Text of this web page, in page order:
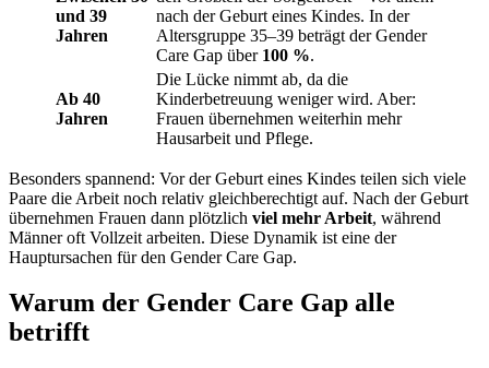
und 39
Jahren
nach der Geburt eines Kindes. In der
Altersgruppe 35–39 beträgt der Gender
Care Gap über 100 %.
Ab 40
Jahren
Die Lücke nimmt ab, da die
Kinderbetreuung weniger wird. Aber:
Frauen übernehmen weiterhin mehr
Hausarbeit und Pflege.
Besonders spannend: Vor der Geburt eines Kindes teilen sich viele
Paare die Arbeit noch relativ gleichberechtigt auf. Nach der Geburt
übernehmen Frauen dann plötzlich viel mehr Arbeit, während
Männer oft Vollzeit arbeiten. Diese Dynamik ist eine der
Hauptursachen für den Gender Care Gap.
Warum der Gender Care Gap alle
betrifft